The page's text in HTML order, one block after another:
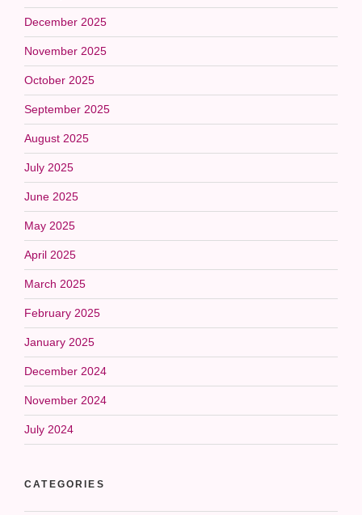
December 2025
November 2025
October 2025
September 2025
August 2025
July 2025
June 2025
May 2025
April 2025
March 2025
February 2025
January 2025
December 2024
November 2024
July 2024
CATEGORIES